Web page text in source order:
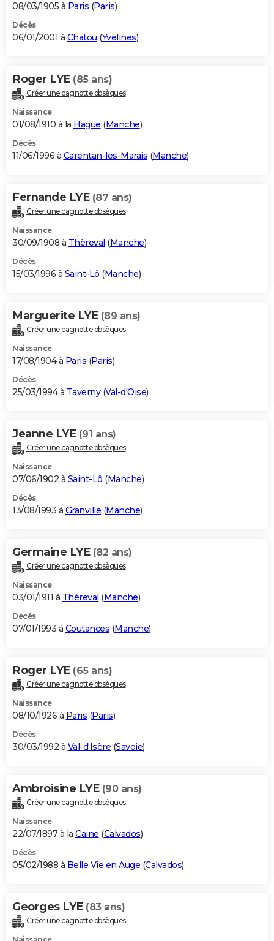
08/03/1905 à Paris (Paris)
Décès
06/01/2001 à Chatou (Yvelines)
Roger LYE (85 ans)
Créer une cagnotte obsèques
Naissance
01/08/1910 à la Hague (Manche)
Décès
11/06/1996 à Carentan-les-Marais (Manche)
Fernande LYE (87 ans)
Créer une cagnotte obsèques
Naissance
30/09/1908 à Thèreval (Manche)
Décès
15/03/1996 à Saint-Lô (Manche)
Marguerite LYE (89 ans)
Créer une cagnotte obsèques
Naissance
17/08/1904 à Paris (Paris)
Décès
25/03/1994 à Taverny(Val-d'Oise)
Jeanne LYE (91 ans)
Créer une cagnotte obsèques
Naissance
07/06/1902 à Saint-Lô (Manche)
Décès
13/08/1993 à Granville (Manche)
Germaine LYE (82 ans)
Créer une cagnotte obsèques
Naissance
03/01/1911 à Thèreval (Manche)
Décès
07/01/1993 à Coutances (Manche)
Roger LYE (65 ans)
Créer une cagnotte obsèques
Naissance
08/10/1926 à Paris (Paris)
Décès
30/03/1992 à Val-d'Isère (Savoie)
Ambroisine LYE (90 ans)
Créer une cagnotte obsèques
Naissance
22/07/1897 à la Caine (Calvados)
Décès
05/02/1988 à Belle Vie en Auge (Calvados)
Georges LYE (83 ans)
Créer une cagnotte obsèques